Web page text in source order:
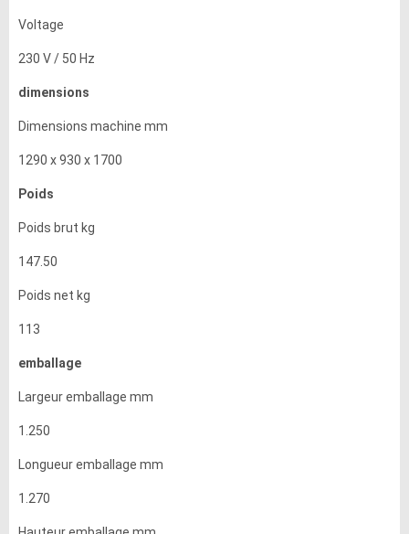
Voltage
230 V / 50 Hz
dimensions
Dimensions machine mm
1290 x 930 x 1700
Poids
Poids brut kg
147.50
Poids net kg
113
emballage
Largeur emballage mm
1.250
Longueur emballage mm
1.270